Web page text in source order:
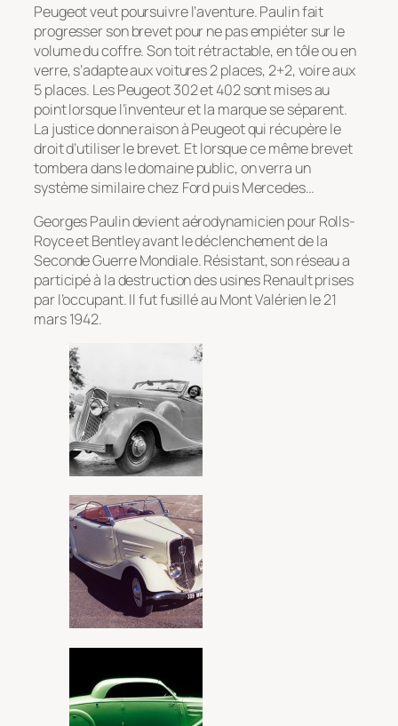
Peugeot veut poursuivre l’aventure. Paulin fait
progresser son brevet pour ne pas empiéter sur le
volume du coffre. Son toit rétractable, en tôle ou en
verre, s’adapte aux voitures 2 places, 2+2, voire aux
5 places. Les Peugeot 302 et 402 sont mises au
point lorsque l’inventeur et la marque se séparent.
La justice donne raison à Peugeot qui récupère le
droit d’utiliser le brevet. Et lorsque ce même brevet
tombera dans le domaine public, on verra un
système similaire chez Ford puis Mercedes…
Georges Paulin devient aérodynamicien pour Rolls-
Royce et Bentley avant le déclenchement de la
Seconde Guerre Mondiale. Résistant, son réseau a
participé à la destruction des usines Renault prises
par l’occupant. Il fut fusillé au Mont Valérien le 21
mars 1942.